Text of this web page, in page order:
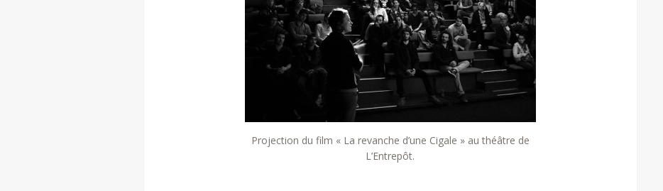
Projection du film « La revanche d’une Cigale » au théâtre de
L’Entrepôt.